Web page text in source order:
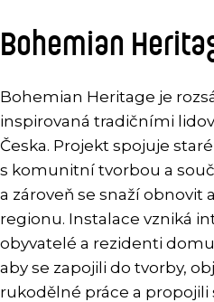
Bohemian
Bohemian Heritage je
inspirovaná tradičními
Česka. Projekt spojuje
s komunitní tvorbou a
a zároveň se snaží obnovit
regionu. Instalace vzniká
obyvatelé a rezidenti domu
aby se zapojili do tvorby,
rukodělné práce a propojili